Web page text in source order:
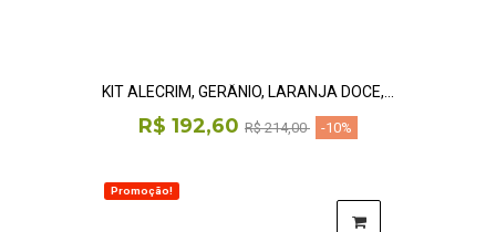
KIT ALECRIM, GERÂNIO, LARANJA DOCE,...
R$ 192,60 R$ 214,00 -10%
Promoção!